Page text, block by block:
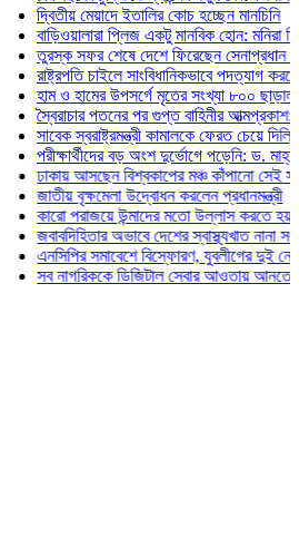
দ্বিতীয় মেয়াদে ইতালির কোচ হচ্ছেন মানচিনি
বাড়িওয়ালারা প্লিজ একটু মানবিক হোন: মনিরা মিঠু
তুরস্ক সফর শেষে দেশে ফিরেছেন সেনাপ্রধান
রাষ্ট্রপতি চাইলে সাংবিধানিকভাবে পদত্যাগ করতে পারেন:
হাম ও হামের উপসর্গে মৃতের সংখ্যা ৮০০ ছাড়াল
স্বৈরাচার পতনের পর গুপ্ত বাহিনীর আত্মপ্রকাশ:
সাবেক স্বরাষ্ট্রমন্ত্রী কামালকে ফেরত চেয়ে দিল্লিকে
পরীক্ষার্থীদের বড় অংশ দুর্ভোগে পড়েনি: ড. মাহ্‌দী আমিন
ঢাকায় আসছেন বিশ্বকাপের মঞ্চ কাঁপানো সেই সঞ্জয় দেব
জাতীয় বৃক্ষমেলা উদ্বোধন করলেন প্রধানমন্ত্রী
কারো পরাজয়ে উন্মাদের মতো উল্লাস করতে হয় না: চঞ্চল
জবাবদিহিতার অভাবে দেশের স্বাস্থ্যখাত নানা সংকটে
এনসিপির সমাবেশে বিস্ফোরণ, যুবলীগের দুই নেতাকর্মী
সব নাগরিককে ডিজিটাল সেবার আওতায় আনতে হবে: